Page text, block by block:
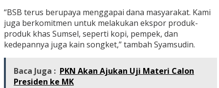
“BSB terus berupaya menggapai dana masyarakat. Kami
juga berkomitmen untuk melakukan ekspor produk-
produk khas Sumsel, seperti kopi, pempek, dan
kedepannya juga kain songket,” tambah Syamsudin.
Baca Juga : PKN Akan Ajukan Uji Materi Calon
Presiden ke MK